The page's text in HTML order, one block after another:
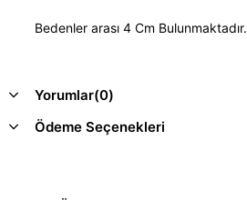
Bedenler arası 4 Cm Bulunmaktadır.
Yorumlar(0)
Ödeme Seçenekleri